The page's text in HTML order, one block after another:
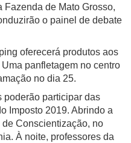
Fazenda de Mato Grosso,
o painel de debate
oferecerá produtos aos
panfletagem no centro
no dia 25.
poderão participar das
Imposto 2019. Abrindo a
Conscientização, no
À noite, professores da